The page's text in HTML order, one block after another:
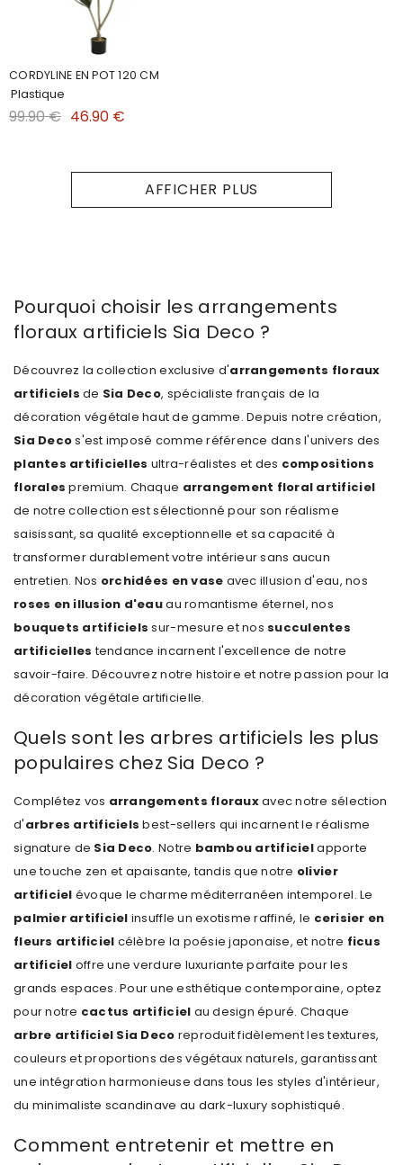
CORDYLINE EN POT 120 CM
Plastique
99.90 € 46.90 €
AFFICHER PLUS
Pourquoi choisir les arrangements
floraux artificiels Sia Deco ?
Découvrez la collection exclusive d'arrangements floraux
artificiels de Sia Deco, spécialiste français de la
décoration végétale haut de gamme. Depuis notre création,
Sia Decos'est imposé comme référence dans l'univers des
plantes artificielles ultra-réalistes et des compositions
florales premium. Chaque arrangement floral artificiel
de notre collection est sélectionné pour son réalisme
saisissant, sa qualité exceptionnelle et sa capacité à
transformer durablement votre intérieur sans aucun
entretien. Nos orchidées en vase avec illusion d'eau, nos
roses en illusion d'eauau romantisme éternel, nos
bouquets artificiels sur-mesure et nos succulentes
artificielles tendance incarnent l'excellence de notre
savoir-faire. Découvreznotre histoire et notre passion pour la
décoration végétale artificielle.
Quels sont les arbres artificiels les plus
populaires chez Sia Deco ?
Complétez vos arrangements florauxavec notre sélection
d'arbres artificiels best-sellers qui incarnent le réalisme
signature de Sia Deco. Notre bambou artificielapporte
une touche zen et apaisante, tandis que notre olivier
artificiel évoque le charme méditerranéen intemporel. Le
palmier artificiel insuffle un exotisme raffiné, le cerisier en
fleurs artificiel célèbre la poésie japonaise, et notre ficus
artificiel offre une verdure luxuriante parfaite pour les
grands espaces. Pour une esthétique contemporaine, optez
pour notre cactus artificiel au design épuré. Chaque
arbre artificiel Sia Deco reproduit fidèlement les textures,
couleurs et proportions des végétaux naturels, garantissant
une intégration harmonieuse dans tous les styles d'intérieur,
du minimaliste scandinave au dark-luxury sophistiqué.
Comment entretenir et mettre en